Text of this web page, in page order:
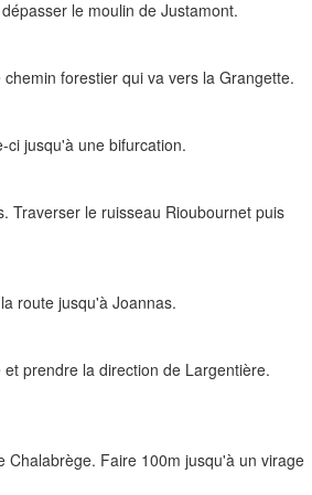
le moulin de Justamont.
forestier qui va vers la Grangette.
ci jusqu'à une bifurcation.
Traverser le ruisseau Rioubournet puis
route jusqu'à Joannas.
prendre la direction de Largentière.
Chalabrège. Faire 100m jusqu'à un virage